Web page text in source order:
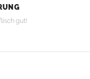
gut!